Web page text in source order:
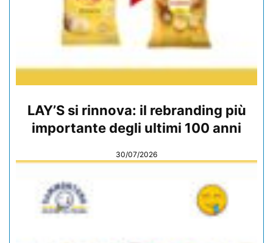
LAY’S si rinnova: il rebranding più
importante degli ultimi 100 anni
30/07/2026